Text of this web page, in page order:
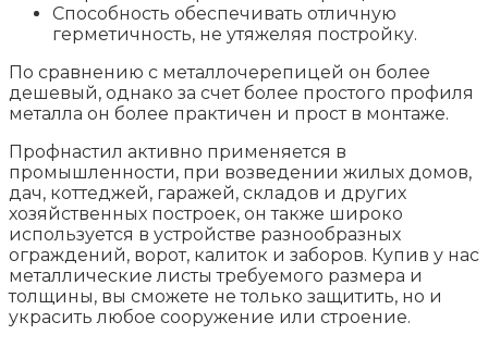
Способность обеспечивать отличную
герметичность, не утяжеляя постройку.
По сравнению с металлочерепицей он более
дешевый, однако за счет более простого профиля
металла он более практичен и прост в монтаже.
Профнастил активно применяется в
промышленности, при возведении жилых домов,
дач, коттеджей, гаражей, складов и других
хозяйственных построек, он также широко
используется в устройстве разнообразных
ограждений, ворот, калиток и заборов. Купив у нас
металлические листы требуемого размера и
толщины, вы сможете не только защитить, но и
украсить любое сооружение или строение.